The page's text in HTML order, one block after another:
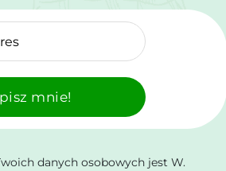
mnie!
danych osobowych jest W.